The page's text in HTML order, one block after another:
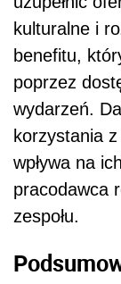
kulturalne i
benefitu,
poprzez
wydarzeń.
korzystania
wpływa na
pracodawca
zespołu.